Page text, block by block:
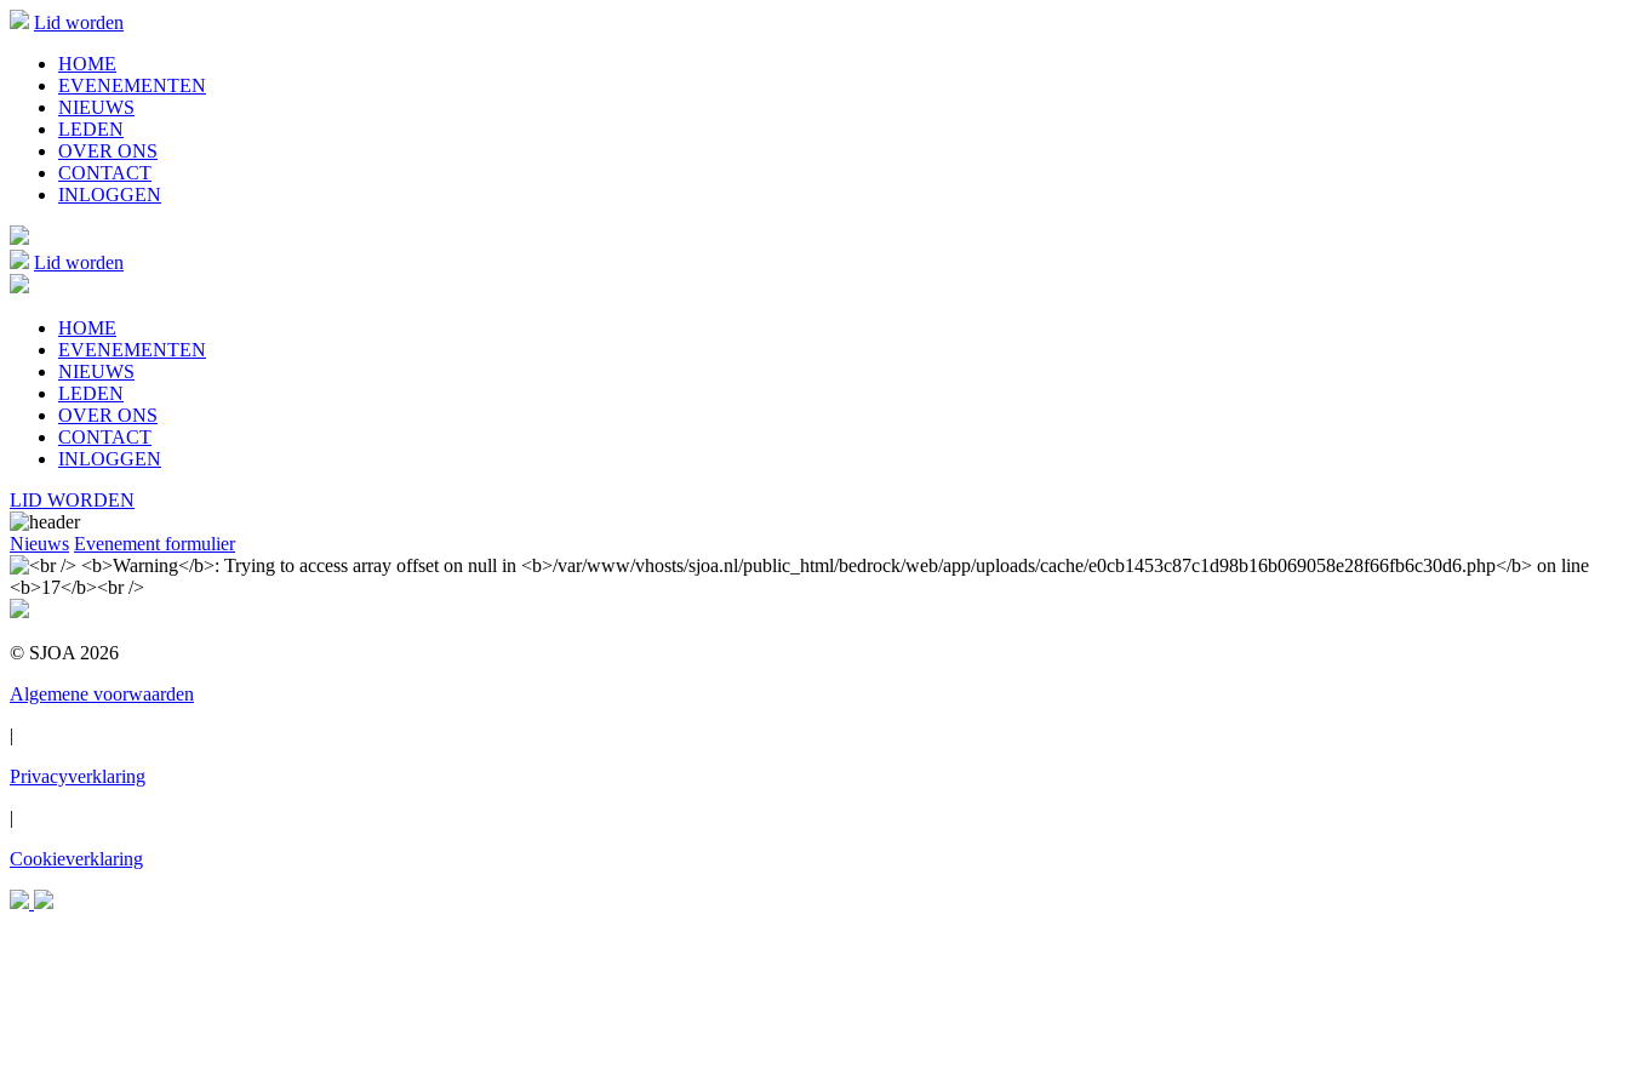
Lid worden
HOME
EVENEMENTEN
NIEUWS
LEDEN
OVER ONS
CONTACT
INLOGGEN
Lid worden
HOME
EVENEMENTEN
NIEUWS
LEDEN
OVER ONS
CONTACT
INLOGGEN
LID WORDEN
Nieuws Evenement formulier
© SJOA 2026
Algemene voorwaarden
|
Privacyverklaring
|
Cookieverklaring